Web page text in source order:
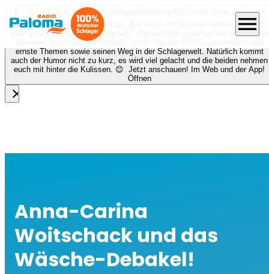
🎙️✨ Neue Folge „Keiner ist schlagerfrei“!
Diese Woche ist Norman Langen
bei Nora zu Gast beim Podcast „Keiner ist schlagerfrei“ und es erwartet
euch ein richtig schönes Gespräch! Gemeinsam sprechen die beiden über
Normans musikalische Anfänge, seine Zeit bei DSDS, persönliche und
ernste Themen sowie seinen Weg in der Schlagerwelt. Natürlich kommt
auch der Humor nicht zu kurz, es wird viel gelacht und die beiden nehmen
euch mit hinter die Kulissen. 😊 Jetzt anschauen! Im Web und der App!
Öffnen
close
menu
Anna-Carina
Woitschack und das
Wäsche-Debakel!